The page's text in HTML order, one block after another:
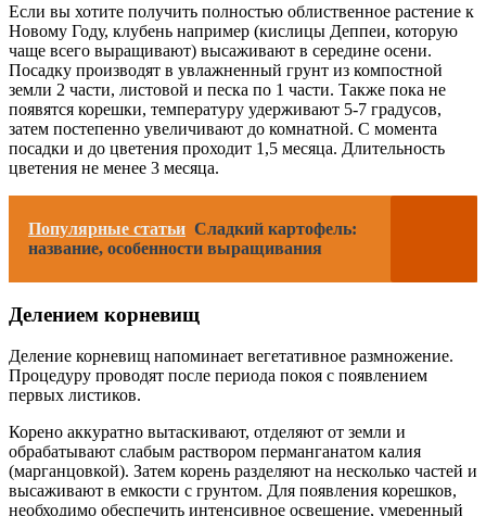
Если вы хотите получить полностью облиственное растение к
Новому Году, клубень например (кислицы Деппеи, которую
чаще всего выращивают) высаживают в середине осени.
Посадку производят в увлажненный грунт из компостной
земли 2 части, листовой и песка по 1 части. Также пока не
появятся корешки, температуру удерживают 5-7 градусов,
затем постепенно увеличивают до комнатной. С момента
посадки и до цветения проходит 1,5 месяца. Длительность
цветения не менее 3 месяца.
Популярные статьи Сладкий картофель:
название, особенности выращивания
Делением корневищ
Деление корневищ напоминает вегетативное размножение.
Процедуру проводят после периода покоя с появлением
первых листиков.
Корено аккуратно вытаскивают, отделяют от земли и
обрабатывают слабым раствором перманганатом калия
(марганцовкой). Затем корень разделяют на несколько частей и
высаживают в емкости с грунтом. Для появления корешков,
необходимо обеспечить интенсивное освещение, умеренный